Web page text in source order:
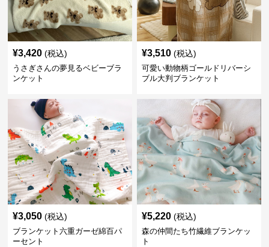
¥3,420 (税込)
うさぎさんの夢見るベビーブラ
ンケット
¥3,510 (税込)
可愛い動物柄ゴールドリバーシ
ブル大判ブランケット
¥3,050 (税込)
ブランケット六重ガーゼ綿百パ
ーセント
¥5,220 (税込)
森の仲間たち竹繊維ブランケッ
ト